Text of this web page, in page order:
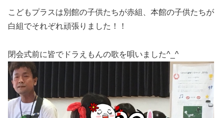
こどもプラスは別館の子供たちが赤組、本館の子供たちが
白組でそれぞれ頑張りました！！
閉会式前に皆でドラえもんの歌を唄いました^_^